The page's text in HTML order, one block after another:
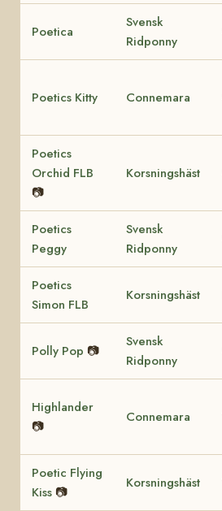
Poetica
Svensk
Ridponny
Poetics Kitty Connemara
Poetics
Orchid FLB
📷
Korsningshäst
Poetics
Peggy
Svensk
Ridponny
Poetics
Simon FLB
Korsningshäst
Polly Pop 📷
Svensk
Ridponny
Highlander
📷
Connemara
Poetic Flying
Kiss 📷
Korsningshäst